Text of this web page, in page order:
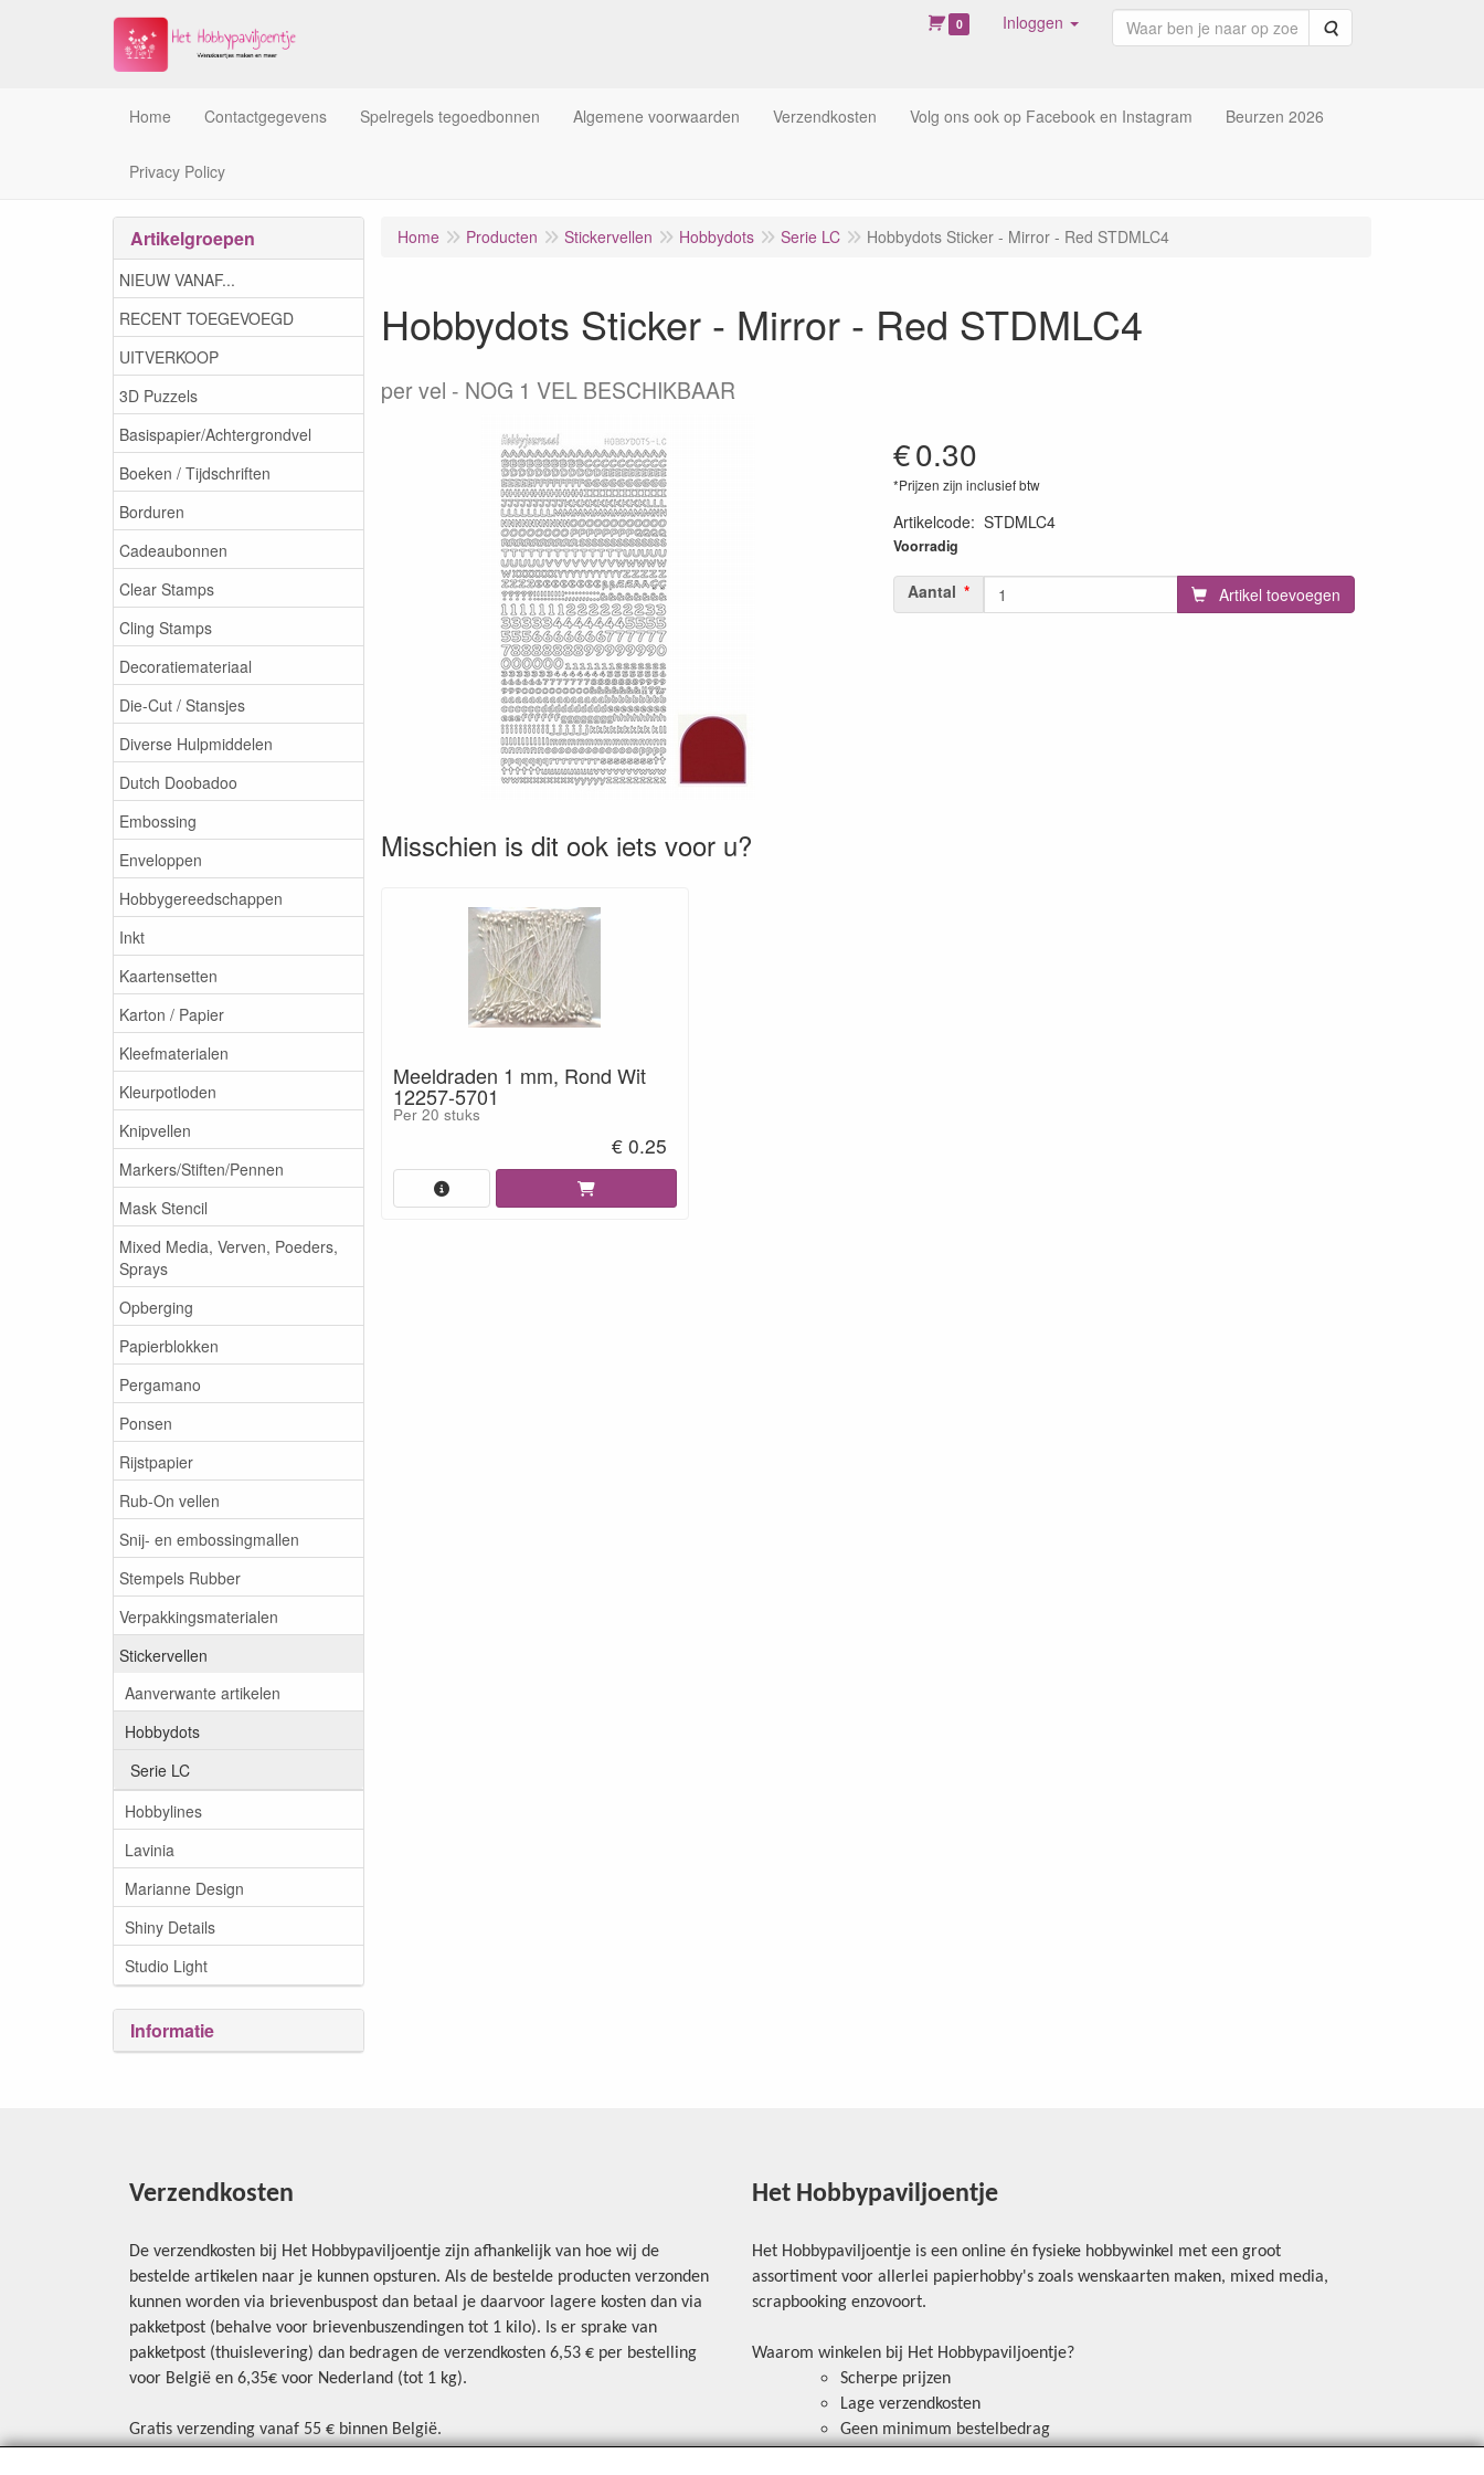
0 Inloggen Zoeken
Home Contactgegevens Spelregels tegoedbonnen Algemene voorwaarden Verzendkosten Volg ons ook op Facebook en Instagram Beurzen 2026
Privacy Policy
Artikelgroepen
NIEUW VANAF...
RECENT TOEGEVOEGD
UITVERKOOP
3D Puzzels
Basispapier/Achtergrondvel
Boeken / Tijdschriften
Borduren
Cadeaubonnen
Clear Stamps
Cling Stamps
Decoratiemateriaal
Die-Cut / Stansjes
Diverse Hulpmiddelen
Dutch Doobadoo
Embossing
Enveloppen
Hobbygereedschappen
Inkt
Kaartensetten
Karton / Papier
Kleefmaterialen
Kleurpotloden
Knipvellen
Markers/Stiften/Pennen
Mask Stencil
Mixed Media, Verven, Poeders,
Sprays
Opberging
Papierblokken
Pergamano
Ponsen
Rijstpapier
Rub-On vellen
Snij- en embossingmallen
Stempels Rubber
Verpakkingsmaterialen
Stickervellen
Aanverwante artikelen
Hobbydots
Serie LC
Hobbylines
Lavinia
Marianne Design
Shiny Details
Studio Light
Informatie
Home Producten Stickervellen Hobbydots Serie LC Hobbydots Sticker - Mirror - Red STDMLC4
Hobbydots Sticker - Mirror - Red STDMLC4
per vel NOG 1 VEL BESCHIKBAAR
€0.30
*Prijzen zijn inclusief btw
Artikelcode: STDMLC4
8718715007871
Voorradig
Aantal Artikel toevoegen
Misschien is dit ook iets voor u?
Meeldraden 1 mm, Rond Wit
12257-5701
Per 20 stuks
€ 0.25
Verzendkosten
De verzendkosten bij Het Hobbypaviljoentje zijn afhankelijk van hoe wij de
bestelde artikelen naar je kunnen opsturen. Als de bestelde producten verzonden
kunnen worden via brievenbuspost dan betaal je daarvoor lagere kosten dan via
pakketpost (behalve voor brievenbuszendingen tot 1 kilo). Is er sprake van
pakketpost (thuislevering) dan bedragen de verzendkosten 6,53 € per bestelling
voor België en 6,35€ voor Nederland (tot 1 kg).
Gratis verzending vanaf 55 € binnen België.
Het Hobbypaviljoentje
Het Hobbypaviljoentje is een online én fysieke hobbywinkel met een groot
assortiment voor allerlei papierhobby's zoals wenskaarten maken, mixed media,
scrapbooking enzovoort.
Waarom winkelen bij Het Hobbypaviljoentje?
Scherpe prijzen
Lage verzendkosten
Geen minimum bestelbedrag